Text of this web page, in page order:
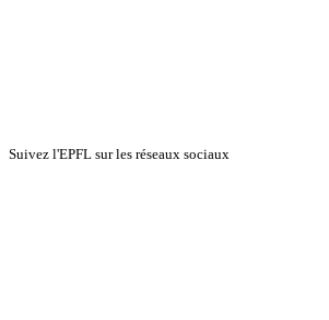
Suivez l'EPFL sur les réseaux sociaux